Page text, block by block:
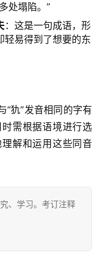
处塌陷。”
：这是一句成语，形
轻易得到了想要的东
犰”发音相同的字有
需根据语境进行选
解和运用这些同音
、学习。考订注释